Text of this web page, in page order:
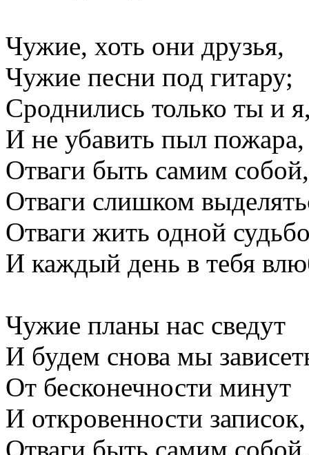
Чужие, хоть они друзья,
Чужие песни под гитару;
Сроднились только ты и
И не убавить пыл пожара,
Отваги быть самим собой,
Отваги слишком
Отваги жить одной
И каждый день в тебя
Чужие планы нас сведут
И будем снова мы
От бесконечности минут
И откровенности записок,